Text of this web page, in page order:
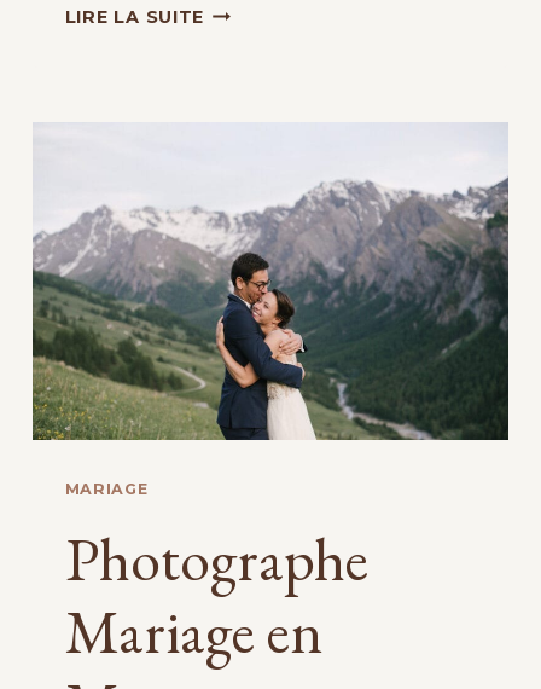
LIRE LA SUITE MARIAGE
MARIAGE
Photographe
Mariage en